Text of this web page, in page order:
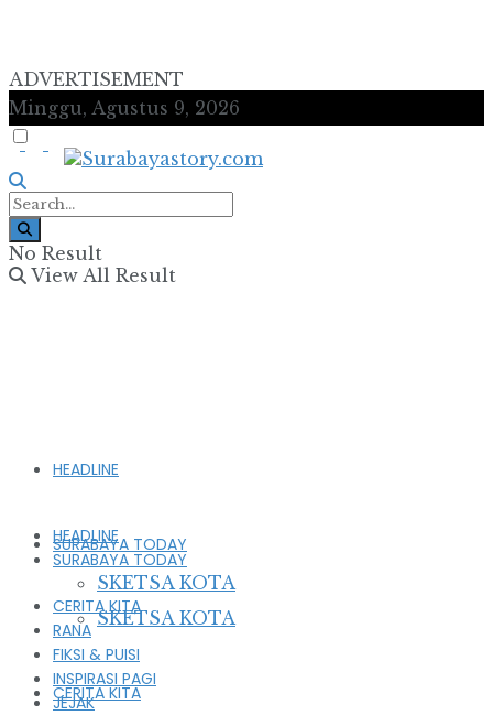
ADVERTISEMENT
Minggu, Agustus 9, 2026
No Result
View All Result
HEADLINE
SURABAYA TODAY
SKETSA KOTA
CERITA KITA
HEADLINE
SURABAYA TODAY
SKETSA KOTA
CERITA KITA
RANA
FIKSI & PUISI
INSPIRASI PAGI
JEJAK